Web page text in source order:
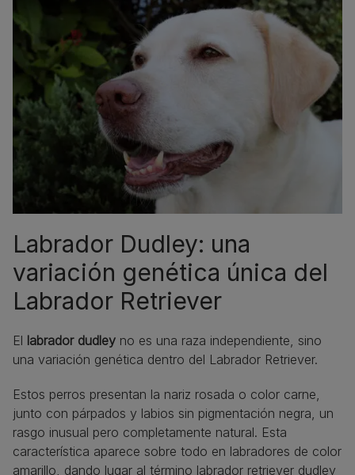
Labrador Dudley: una
variación genética única del
Labrador Retriever
El labrador dudley no es una raza independiente, sino
una variación genética dentro del Labrador Retriever.
Estos perros presentan la nariz rosada o color carne,
junto con párpados y labios sin pigmentación negra, un
rasgo inusual pero completamente natural. Esta
característica aparece sobre todo en labradores de color
amarillo, dando lugar al término labrador retriever dudley